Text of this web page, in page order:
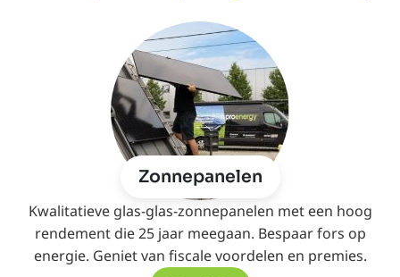
Zonnepanelen
Kwalitatieve glas-glas-zonnepanelen met een hoog
rendement die 25 jaar meegaan. Bespaar fors op
energie. Geniet van fiscale voordelen en premies.